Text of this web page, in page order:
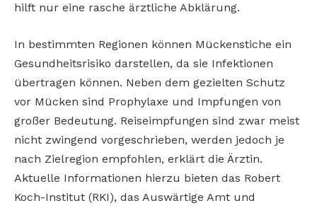
hilft nur eine rasche ärztliche Abklärung.
In bestimmten Regionen können Mückenstiche ein
Gesundheitsrisiko darstellen, da sie Infektionen
übertragen können. Neben dem gezielten Schutz
vor Mücken sind Prophylaxe und Impfungen von
großer Bedeutung. Reiseimpfungen sind zwar meist
nicht zwingend vorgeschrieben, werden jedoch je
nach Zielregion empfohlen, erklärt die Ärztin.
Aktuelle Informationen hierzu bieten das Robert
Koch-Institut (RKI), das Auswärtige Amt und